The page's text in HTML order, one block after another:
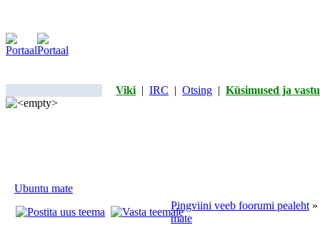
Viki | IRC | Otsing | Küsimused ja
Ubuntu mate
Pingviini veeb foorumi pealeht »
mate